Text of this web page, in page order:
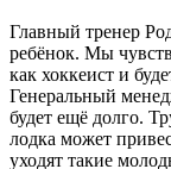
Главный тренер
ребёнок. Мы
как хоккеист и
Генеральный
будет ещё долго.
лодка может
уходят такие